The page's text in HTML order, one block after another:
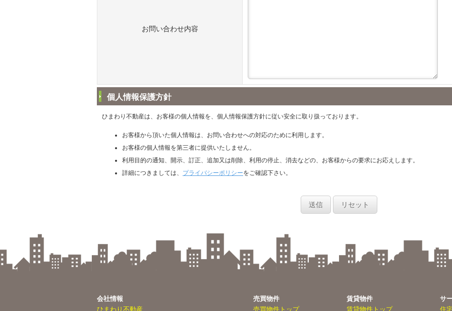
お問い合わせ内容
個人情報保護方針
ひまわり不動産は、お客様の個人情報を、個人情報保護方針に従い安全に取り扱っております。
お客様から頂いた個人情報は、お問い合わせへの対応のために利用します。
お客様の個人情報を第三者に提供いたしません。
利用目的の通知、開示、訂正、追加又は削除、利用の停止、消去などの、お客様からの要求にお応えします。
詳細につきましては、 プライバシーポリシーをご確認下さい。
送信 リセット
会社情報
ひまわり不動産
売買物件
売買物件トップ
賃貸物件
賃貸物件トップ
サ
住